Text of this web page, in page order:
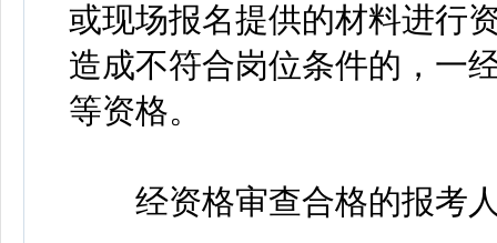
或现场报名提供的材料进行
造成不符合岗位条件的，一
等资格。
经资格审查合格的报考人